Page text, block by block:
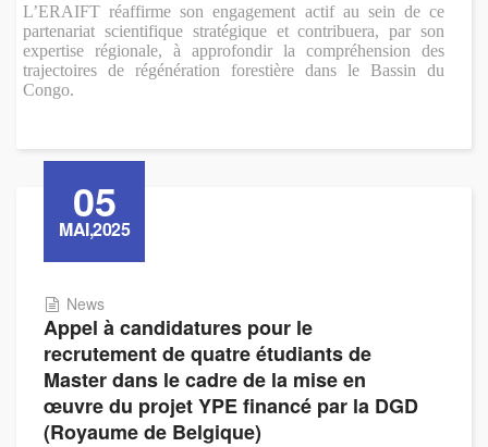
L’ERAIFT réaffirme son engagement actif au sein de ce
partenariat scientifique stratégique et contribuera, par son
expertise régionale, à approfondir la compréhension des
trajectoires de régénération forestière dans le Bassin du
Congo.
05
MAI,2025
News
Appel à candidatures pour le
recrutement de quatre étudiants de
Master dans le cadre de la mise en
œuvre du projet YPE financé par la DGD
(Royaume de Belgique)